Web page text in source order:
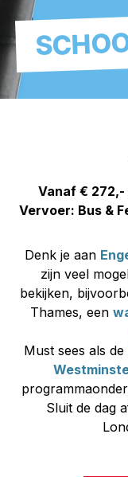
Vanaf € 272,-
Vervoer: Bus &
Denk je aan
zijn veel
bekijken,
Thames, een
Must sees als de
Sluit de dag